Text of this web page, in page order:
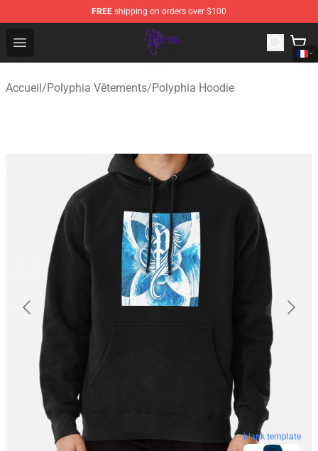
FREE shipping on orders over $100
Open menu
Polyphia Shop - Official Polyphia Merchandise Store
Accueil/Polyphia Vêtements/Polyphia Hoodie
blank template